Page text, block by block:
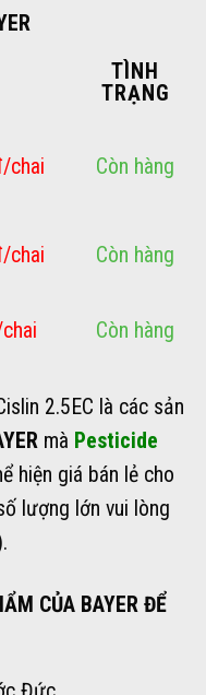
TÌNH
TRẠNG
chai Còn hàng
chai Còn hàng
Còn hàng
2.5EC là các sản
mà Pesticide
hiện giá bán lẻ cho
lượng lớn vui lòng
CỦA BAYER ĐỂ